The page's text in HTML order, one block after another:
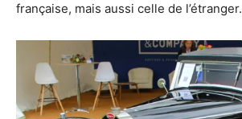
française, mais aussi celle de l’étranger.